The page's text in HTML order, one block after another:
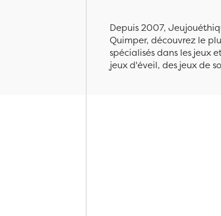
Depuis 2007,
Quimper, découvrez le
spécialisés dans les jeux
jeux d'éveil, des jeux de